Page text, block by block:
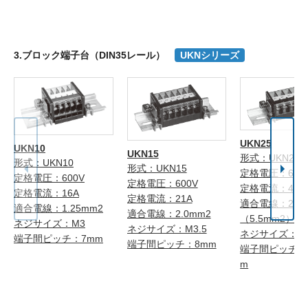
3.ブロック端子台（DIN35レール） UKNシリーズ
UKN10
形式：UKN10
定格電圧：600V
定格電流：16A
適合電線：1.25mm2
ネジサイズ：M3
端子間ピッチ：7mm
UKN15
形式：UKN15
定格電圧：600V
定格電流：21A
適合電線：2.0mm2
ネジサイズ：M3.5
端子間ピッチ：8mm
UKN25
形式：UKN25
定格電圧：
定格電流：40A
適合電線：
（5.5mm2）注
ネジサイズ：
端子間ピッチ
m